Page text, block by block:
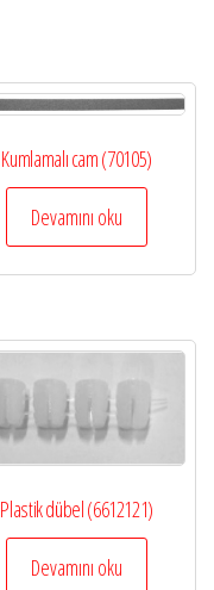
Kumlamalı cam (70105)
Devamını oku
Plastik dübel (6612121)
Devamını oku